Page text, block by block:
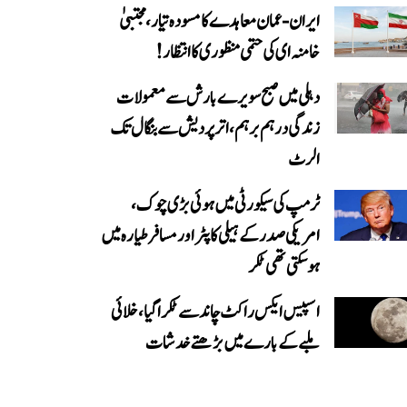
ایران-عمان معاہدے کا مسودہ تیار، مجتبیٰ
خامنہ ای کی حتمی منظوری کا انتظار!
دہلی میں صبح سویرے بارش سے معمولات
زندگی درہم برہم، اترپردیش سے بنگال تک
الرٹ
ٹرمپ کی سیکورٹی میں ہوئی بڑی چوک،
امریکی صدر کے ہیلی کاپٹر اور مسافر طیارہ میں
ہو سکتی تھی ٹکر
اسپیس ایکس راکٹ چاند سے ٹکرا گیا، خلائی
ملبے کے بارے میں بڑھتے خدشات